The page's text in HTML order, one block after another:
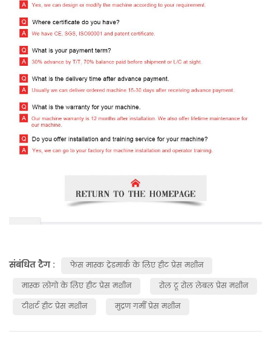
संबंधित टैग :
फेस मास्क ट्रेडमार्क के लिए हीट प्रेस मशीन
मास्क लोगो के लिए हीट प्रेस मशीन
रोल टू रोल लेबल प्रेस मशीन
टीशर्ट हीट प्रेस मशीन
मुद्रण गर्मी प्रेस मशीन